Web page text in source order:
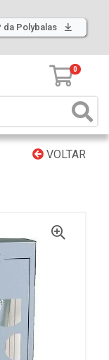
da Polybalas
0
VOLTAR